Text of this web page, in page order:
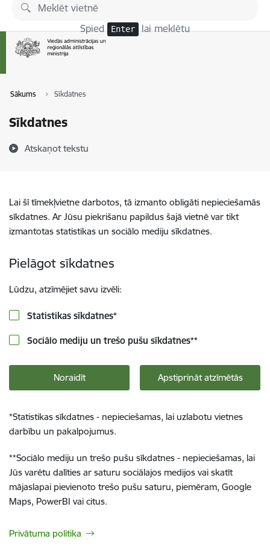
Pāriet uz lapas saturu
Spied Enter lai meklētu
Sākums Sīkdatnes
Sīkdatnes
Atskaņot tekstu
Lai šī tīmekļvietne darbotos, tā izmanto obligāti nepieciešamās
sīkdatnes. Ar Jūsu piekrišanu papildus šajā vietnē var tikt
izmantotas statistikas un sociālo mediju sīkdatnes.
Pielāgot sīkdatnes
Lūdzu, atzīmējiet savu izvēli:
Statistikas sīkdatnes*
Sociālo mediju un trešo pušu sīkdatnes**
Noraidīt Apstiprināt atzīmētās
*Statistikas sīkdatnes - nepieciešamas, lai uzlabotu vietnes
darbību un pakalpojumus.
**Sociālo mediju un trešo pušu sīkdatnes - nepieciešamas, lai
Jūs varētu dalīties ar saturu sociālajos medijos vai skatīt
mājaslapai pievienoto trešo pušu saturu, piemēram, Google
Maps, PowerBI vai citus.
Privātuma politika